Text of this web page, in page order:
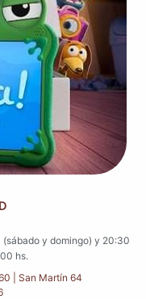
y domingo) y 20:30
hs.
| San Martín 64